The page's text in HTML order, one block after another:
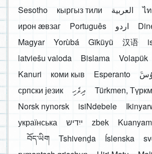
Sesotho
кыргыз тили العربية ไ
ирон æвзаг
Português اردو
Magyar
Yorùbá Gĩkũyũ 汉语
latviešu valoda
Bislama Volapük
Kanuri
коми кыв Esperanto
српски језик
ދިވެހި
Türkmen,
Norsk nynorsk
isiNdebele
українська
ייִדיש zbek
བོད་ཡིག
Tshivenḓa Íslenska